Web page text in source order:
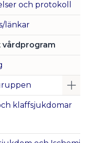
och protokoll
länkar
vårdprogram
Visa/
klaffsjukdomar
undermeny